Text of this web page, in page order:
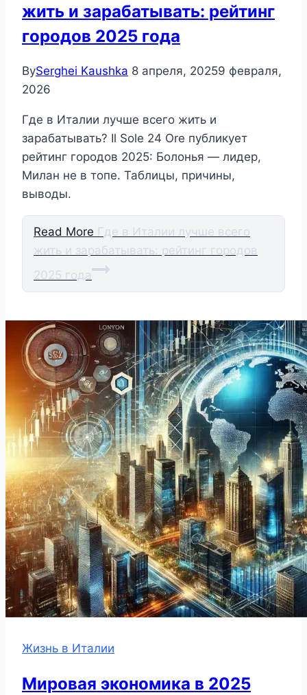
жить и зарабатывать: рейтинг
городов 2025 года
BySerghei Kaushka 8 апреля, 20259 февраля,
2026
Где в Италии лучше всего жить и
зарабатывать? Il Sole 24 Ore публикует
рейтинг городов 2025: Болонья — лидер,
Милан не в топе. Таблицы, причины,
выводы.
Read More Где в Италии лучше всего
жить и зарабатывать: рейтинг городов
2025 года
Жизнь в Италии
Мировая экономика в 2025